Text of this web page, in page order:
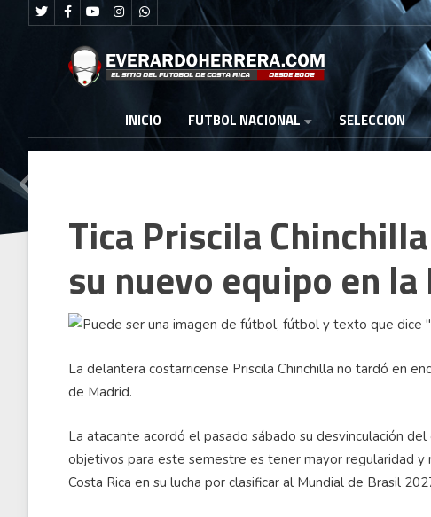
INICIO FUTBOL NACIONAL SELECCION
Tica Priscila
su nuevo equipo en
La delantera costarricense Priscila Chinchilla no tardó en
de Madrid.
La atacante acordó el pasado sábado su desvinculación
objetivos para este semestre es tener mayor regularidad y
Costa Rica en su lucha por clasificar al Mundial de Brasil